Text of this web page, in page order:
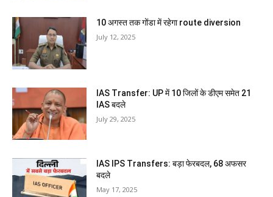
10 अगस्त तक गोंडा में रहेगा route diversion
July 12, 2025
IAS Transfer: UP में 10 जिलों के डीएम समेत 21
IAS बदले
July 29, 2025
IAS IPS Transfers: बड़ा फेरबदल, 68 अफसर
बदले
May 17, 2025